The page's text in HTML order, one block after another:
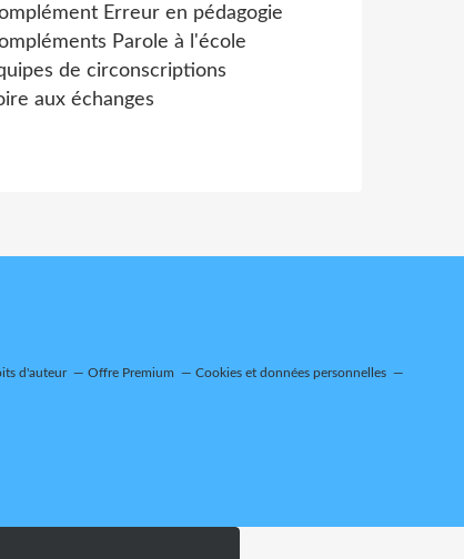
Erreur en pédagogie
Parole à l'école
de circonscriptions
aux échanges
d'auteur Offre Premium Cookies et données personnelles